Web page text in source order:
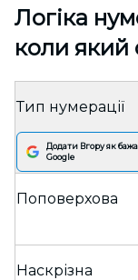
Логіка
коли який
Тип нумерації
Додати Вгору як
Google
Поповерхова
Наскрізна